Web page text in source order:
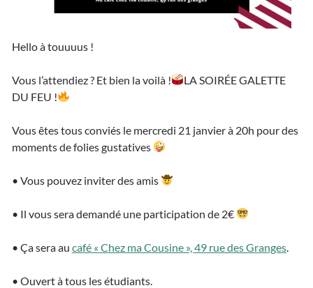
Hello à touuuus !
Vous l’attendiez ? Et bien la voilà !
LA SOIRÉE GALETTE
DU FEU !
Vous êtes tous conviés le mercredi 21 janvier à 20h pour des
moments de folies gustatives
• Vous pouvez inviter des amis
• Il vous sera demandé une participation de 2€
• Ça sera au café « Chez ma Cousine », 49 rue des Granges.
• Ouvert à tous les étudiants.